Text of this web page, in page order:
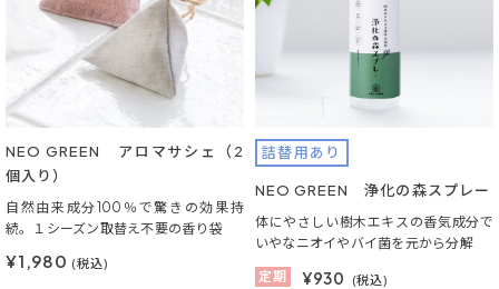
NEO GREEN アロマサシェ（2
個入り）
自然由来成分100％で驚きの効果持
続。１シーズン取替え不要の香り袋
¥1,980 (税込)
詰替用あり
NEO GREEN 浄化の森スプレー
体にやさしい樹木エキスの香気成分で
いやなニオイやバイ菌を元から分解
定期
¥930 (税込)